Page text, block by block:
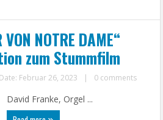
VON NOTRE DAME“
zum Stummfilm
Date: Februar 26, 2023 | 0 comments
David Franke, Orgel ...